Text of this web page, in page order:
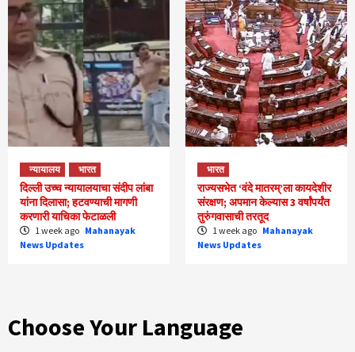
न्यायालय भारत
दिल्ली उच्च न्यायालयाचा संदीप लांबा
यांना दिलासा; हटवण्याची मागणी
करणारी याचिका फेटाळली
1 week ago Mahanayak
News Updates
भारत
राज्यसभेत ‘वंदे मातरम्’ला कायदेशीर
संरक्षण; अपमान केल्यास 3 वर्षांपर्यंत
तुरुंगवासाची तरतूद
1 week ago Mahanayak
News Updates
Choose Your Language